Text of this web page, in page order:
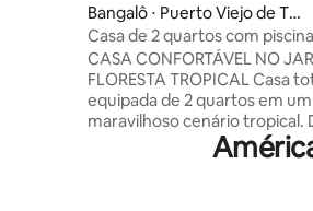
Bangalô ⋅ Puerto Viejo de Tal
amanca
Casa de 2 quartos com
em jardim na selva
CASA CONFORTÁVEL NO
FLORESTA TROPICAL Casa
equipada de 2 quartos em um
maravilhoso cenário tropical.
natureza e observe a vida
Casa Lirio. A uma curta